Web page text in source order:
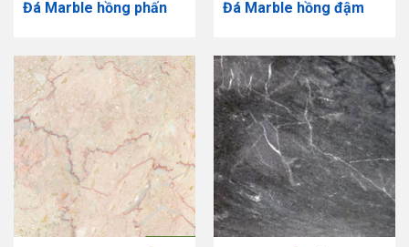
Đá Marble hồng phấn Đá Marble hồng đậm